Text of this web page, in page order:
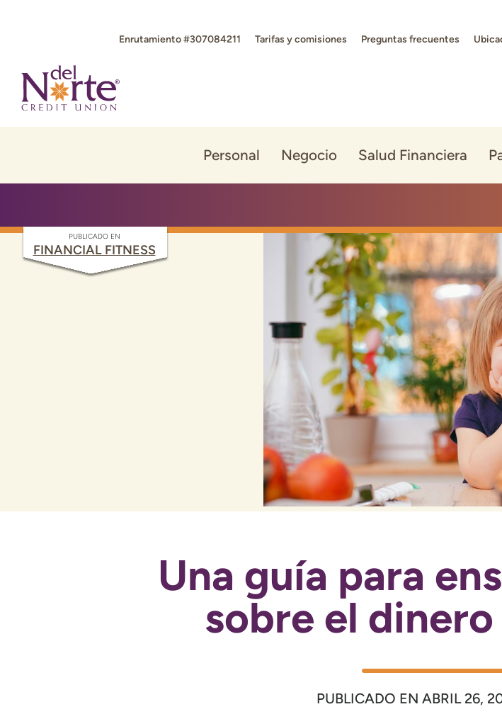
sesión
banca
en
Enrutamiento #307084211 Tarifas y comisiones Preguntas frecuentes
Personal Negocio Salud Financiera
PUBLICADO EN
FINANCIAL FITNESS
Una guía para
sobre el
PUBLICADO EN ABRIL 26,